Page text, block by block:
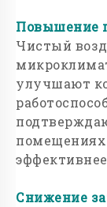
Повышение
Чистый
улучшают
помещениях
Снижение